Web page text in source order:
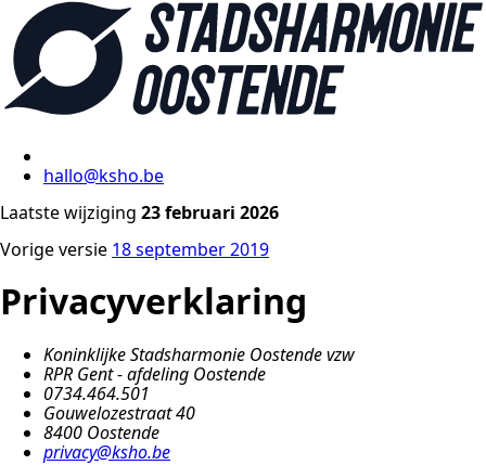
hallo@ksho.be
Laatste wijziging 23 februari 2026
Vorige versie 18 september 2019
Privacyverklaring
Koninklijke Stadsharmonie Oostende vzw
RPR Gent - afdeling Oostende
0734.464.501
Gouwelozestraat 40
8400 Oostende
privacy@ksho.be